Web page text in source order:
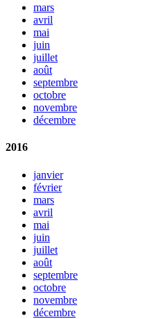
mars
avril
mai
juin
juillet
août
septembre
octobre
novembre
décembre
2016
janvier
février
mars
avril
mai
juin
juillet
août
septembre
octobre
novembre
décembre